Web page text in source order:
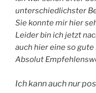
unterschiedlichster
Sie konnte mir hier
Leider bin ich jetzt
auch hier eine so
Absolut
Ich kann auch nur